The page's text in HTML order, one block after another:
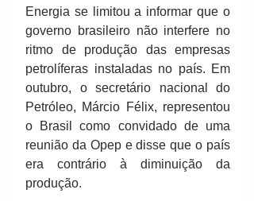
Energia se limitou a informar que o
governo brasileiro não interfere no
ritmo de produção das empresas
petrolíferas instaladas no país. Em
outubro, o secretário nacional do
Petróleo, Márcio Félix, representou
o Brasil como convidado de uma
reunião da Opep e disse que o país
era contrário à diminuição da
produção.